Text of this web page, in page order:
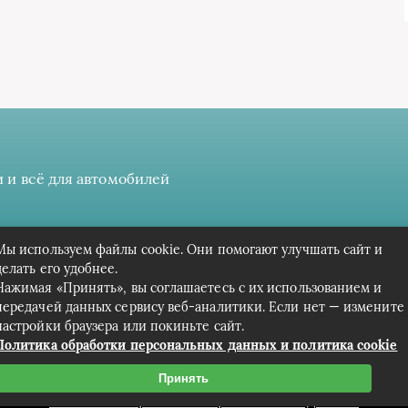
всё для автомобилей
разрешение на сбор, анализ и хранение своих
Вся информация предоставлена в ознакомительных целях.
Связаться с редакцией сайта: cpark-avto.ru@mailwebsite.ru
используем файлы cookie. Они помогают улучшать сайт и
его удобнее.
«Принять», вы соглашаетесь с их использованием и
данных сервису веб-аналитики. Если нет — измените
браузера или покиньте сайт.
обработки персональных данных и политика cookie
Принять